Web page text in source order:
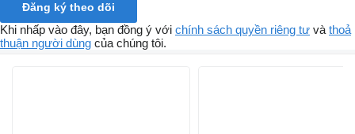
Đăng ký theo dõi
Khi nhấp vào đây, bạn đồng ý với chính sách quyền riêng tư và thoả
thuận người dùng của chúng tôi.